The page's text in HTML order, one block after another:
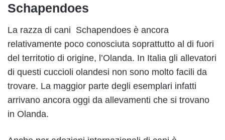
Schapendoes
La razza di cani Schapendoes è ancora
relativamente poco conosciuta soprattutto al di fuori
del territotio di origine, l’Olanda. In Italia gli allevatori
di questi cuccioli olandesi non sono molto facili da
trovare. La maggior parte degli esemplari infatti
arrivano ancora oggi da allevamenti che si trovano
in Olanda.